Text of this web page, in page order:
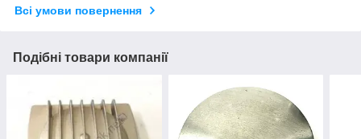
Всі умови повернення
Подібні товари компанії